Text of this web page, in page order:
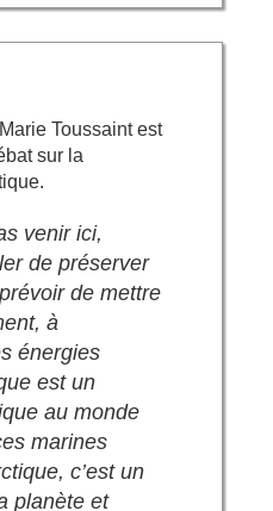
Toussaint est
sur la
venir ici,
de préserver
de mettre
à
énergies
est un
au monde
marines
c’est un
planète et